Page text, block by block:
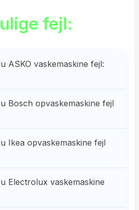
fejl:
ASKO vaskemaskine fejl:
Bosch opvaskemaskine fejl
Ikea opvaskemaskine fejl
Electrolux vaskemaskine